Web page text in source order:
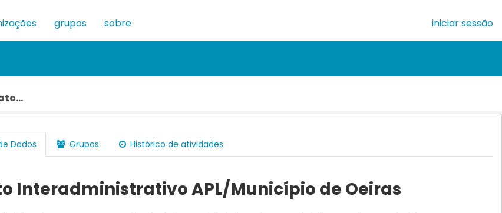
grupos sobre iniciar sessão
Dados Grupos Histórico de atividades
Interadministrativo APL/Município de Oeiras